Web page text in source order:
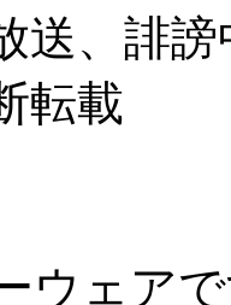
送、誹
転載
ウェア